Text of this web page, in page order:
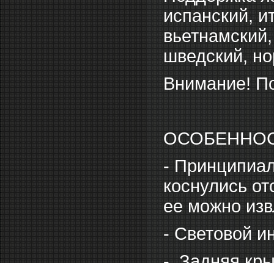
испанский,
шведский,
Внимание!
-
коснулись
ее можно
- Световой